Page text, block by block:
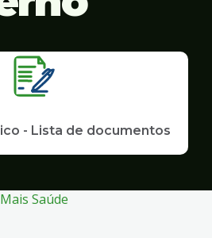
- Lista de documentos
Mais Saúde